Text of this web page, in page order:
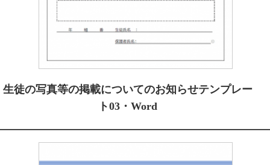
生徒の写真等の掲載についてのお知らせテンプレー
ト03・Word